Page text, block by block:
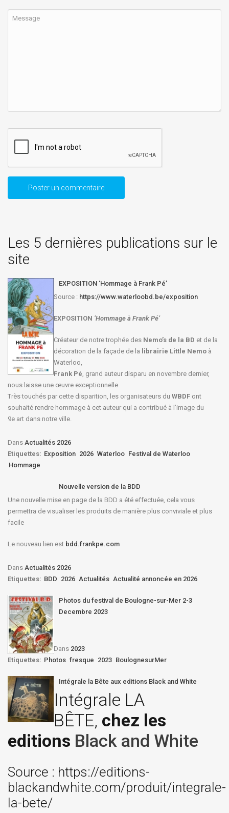
Les 5 dernières publications sur le
site
EXPOSITION ‘Hommage à Frank Pé’
Source : https://www.waterloobd.be/exposition
EXPOSITION ‘Hommage à Frank Pé’
Créateur de notre trophée des Nemo’s de la BD et de la
décoration de la façade de la librairie Little Nemo à
Waterloo,
Frank Pé, grand auteur disparu en novembre dernier,
nous laisse une œuvre exceptionnelle.
Très touchés par cette disparition, les organisateurs du WBDF ont
souhaité rendre hommage à cet auteur qui a contribué à l’image du
9e art dans notre ville.
Dans Actualités 2026
Etiquettes: Exposition 2026 Waterloo Festival de Waterloo
Hommage
Nouvelle version de la BDD
Une nouvelle mise en page de la BDD a été effectuée, cela vous
permettra de visualiser les produits de manière plus conviviale et plus
facile
Le nouveau lien est bdd.frankpe.com
Dans Actualités 2026
Etiquettes: BDD 2026 Actualités Actualité annoncée en 2026
Photos du festival de Boulogne-sur-Mer 2-3
Decembre 2023
Dans 2023
Etiquettes: Photos fresque 2023 BoulognesurMer
Intégrale la Bête aux editions Black and White
Intégrale LA
BÊTE, chez les
editions Black and White
Source : https://editions-
blackandwhite.com/produit/integrale-
la-bete/